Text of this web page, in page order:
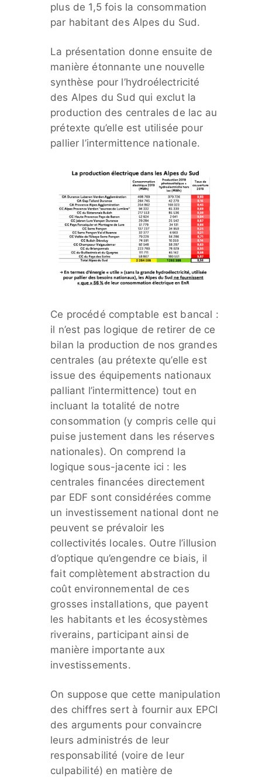
plus de 1,5 fois la consommation
par habitant des Alpes du Sud.
La présentation donne ensuite de
manière étonnante une nouvelle
synthèse pour l’hydroélectricité
des Alpes du Sud qui exclut la
production des centrales de lac au
prétexte qu’elle est utilisée pour
pallier l’intermittence nationale.
Ce procédé comptable est bancal :
il n’est pas logique de retirer de ce
bilan la production de nos grandes
centrales (au prétexte qu’elle est
issue des équipements nationaux
palliant l’intermittence) tout en
incluant la totalité de notre
consommation (y compris celle qui
puise justement dans les réserves
nationales). On comprend la
logique sous-jacente ici : les
centrales financées directement
par EDF sont considérées comme
un investissement national dont ne
peuvent se prévaloir les
collectivités locales. Outre l’illusion
d’optique qu’engendre ce biais, il
fait complètement abstraction du
coût environnemental de ces
grosses installations, que payent
les habitants et les écosystèmes
riverains, participant ainsi de
manière importante aux
investissements.
On suppose que cette manipulation
des chiffres sert à fournir aux EPCI
des arguments pour convaincre
leurs administrés de leur
responsabilité (voire de leur
culpabilité) en matière de